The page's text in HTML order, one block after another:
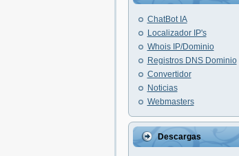
ChatBot IA
Localizador IP's
Whois IP/Dominio
Registros DNS Dominio
Convertidor
Noticias
Webmasters
Descargas